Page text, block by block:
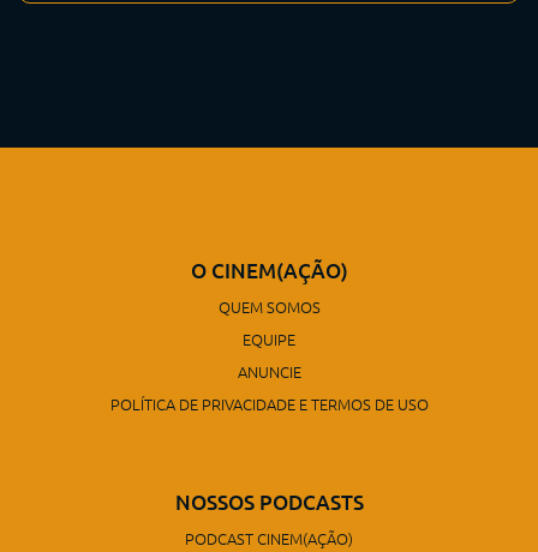
O CINEM(AÇÃO)
QUEM SOMOS
EQUIPE
ANUNCIE
POLÍTICA DE PRIVACIDADE E TERMOS DE USO
NOSSOS PODCASTS
PODCAST CINEM(AÇÃO)